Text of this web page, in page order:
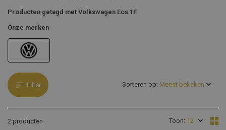
Producten getagd met Volkswagen Eos 1F
Onze merken
Filter
2 producten Toon:
Sorteren op: